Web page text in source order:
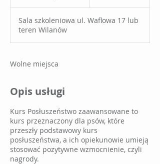
o
ń
c
o
Sala szkoleniowa ul. Waflowa 17 lub
teren Wilanów
Wolne miejsca
Opis usługi
Kurs Posłuszeństwo zaawansowane to
kurs przeznaczony dla psów, które
przeszły podstawowy kurs
posłuszeństwa, a ich opiekunowie umieją
stosować pozytywne wzmocnienie, czyli
nagrody.